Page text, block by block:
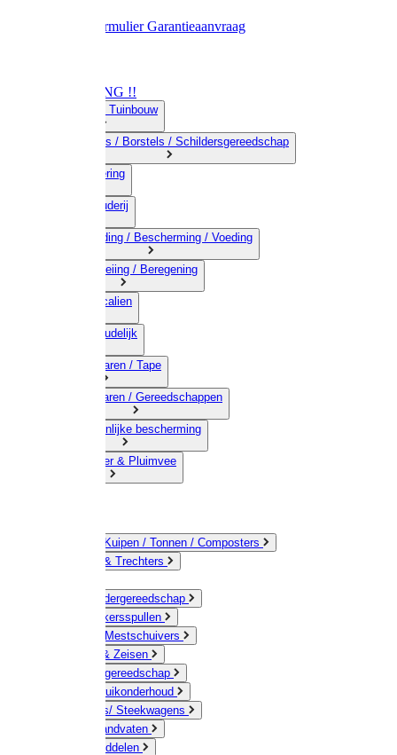
RetourformulierGarantieaanvraag
OPRUIMING !!
01) Land-& Tuinbouw
02) Bezems / Borstels / Schildersgereedschap
03) Afrastering
04) Veehouderij
05) Bestrijding / Bescherming / Voeding
06) Besproeiing / Beregening
07) Chemicalien
08) Huishoudelijk
09) Touwwaren / Tape
10) IJzerwaren / Gereedschappen
11) Persoonlijke bescherming
12) Kleindier & Pluimvee
Emmers / Kuipen / Tonnen / Composters
Jerrycans & Trechters
Hand-/ Kindergereedschap
Stratenmakersspullen
Sneeuw- / Mestschuivers
Baggeren & Zeisen
Elektrisch gereedschap
Boom / Struikonderhoud
Kruiwagens/ Steekwagens
Stelen / Handvaten
Tuinhulpmiddelen